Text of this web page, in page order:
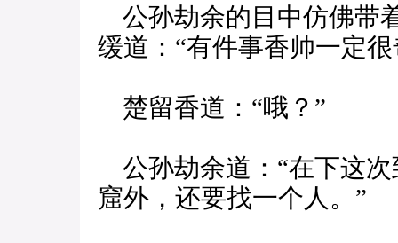
公孙劫余的目中仿佛带
缓道：“有件事香帅一定
楚留香道：“哦？”
公孙劫余道：“在下这
窟外，还要找一个人。”